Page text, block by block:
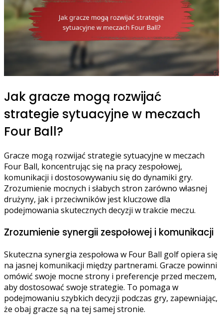
Jak gracze mogą rozwijać
strategie sytuacyjne w meczach
Four Ball?
Gracze mogą rozwijać strategie sytuacyjne w meczach
Four Ball, koncentrując się na pracy zespołowej,
komunikacji i dostosowywaniu się do dynamiki gry.
Zrozumienie mocnych i słabych stron zarówno własnej
drużyny, jak i przeciwników jest kluczowe dla
podejmowania skutecznych decyzji w trakcie meczu.
Zrozumienie synergii zespołowej i komunikacji
Skuteczna synergia zespołowa w Four Ball golf opiera się
na jasnej komunikacji między partnerami. Gracze powinni
omówić swoje mocne strony i preferencje przed meczem,
aby dostosować swoje strategie. To pomaga w
podejmowaniu szybkich decyzji podczas gry, zapewniając,
że obaj gracze są na tej samej stronie.